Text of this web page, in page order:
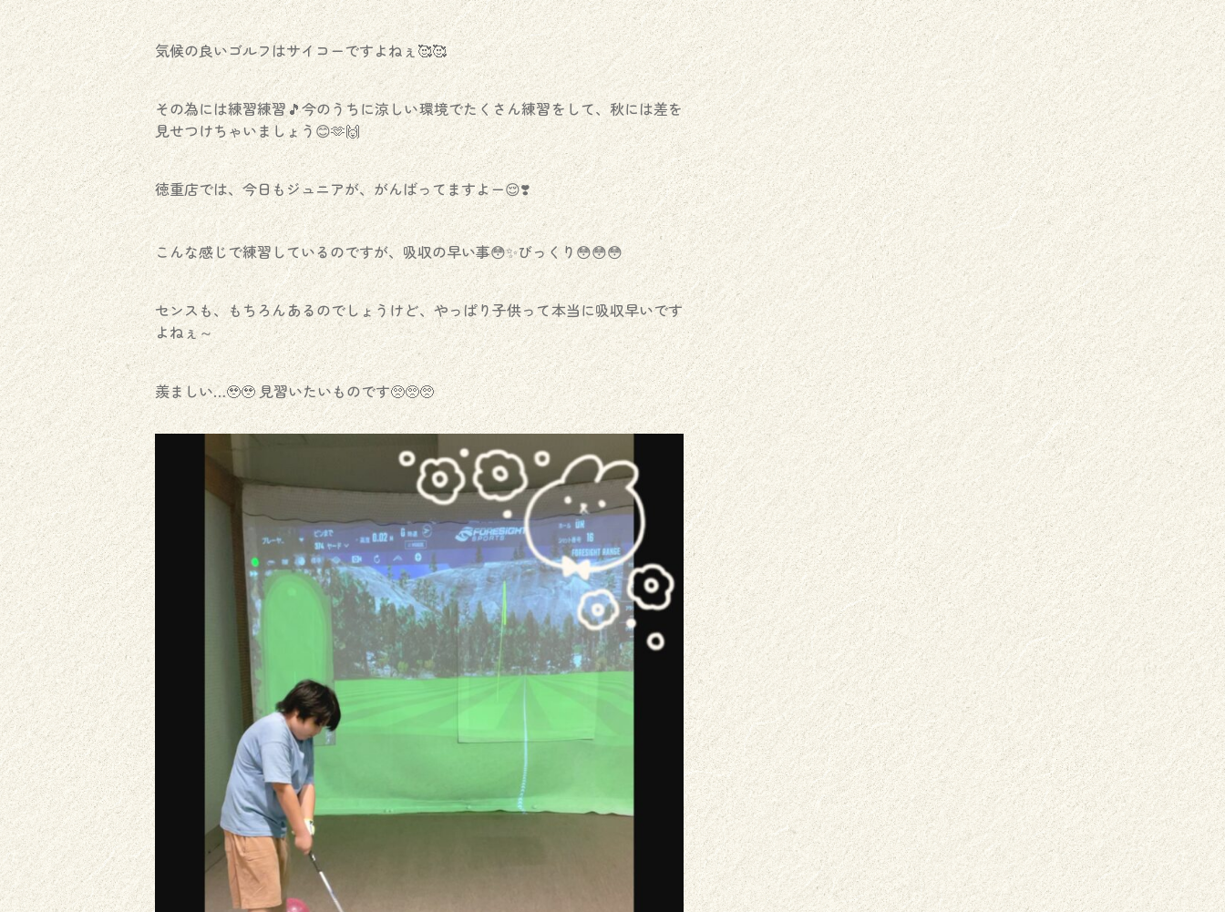
気候の良いゴルフはサイコーですよねぇ🥰🥰
その為には練習練習🎵今のうちに涼しい環境でたくさん練習をして、秋には差を
見せつけちゃいましょう😊🫶🙌
徳重店では、今日もジュニアが、がんばってますよー😌❣️
こんな感じで練習しているのですが、吸収の早い事😳✨びっくり😳😳😳
センスも、もちろんあるのでしょうけど、やっぱり子供って本当に吸収早いです
よねぇ～
羨ましい…🥹🥹 見習いたいものです🥺🥺🥺